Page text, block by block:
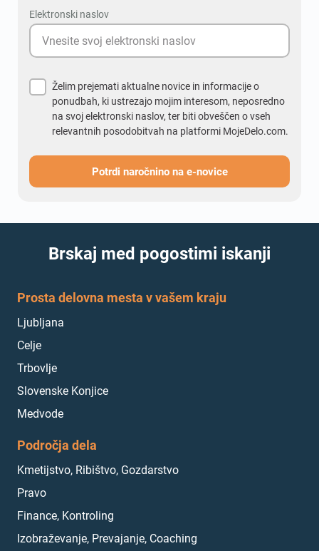
Elektronski naslov
Želim prejemati aktualne novice in informacije o
ponudbah, ki ustrezajo mojim interesom, neposredno
na svoj elektronski naslov, ter biti obveščen o vseh
relevantnih posodobitvah na platformi MojeDelo.com.
Potrdi naročnino na e-novice
Brskaj med pogostimi iskanji
Prosta delovna mesta v vašem kraju
Ljubljana
Celje
Trbovlje
Slovenske Konjice
Medvode
Področja dela
Kmetijstvo, Ribištvo, Gozdarstvo
Pravo
Finance, Kontroling
Izobraževanje, Prevajanje, Coaching